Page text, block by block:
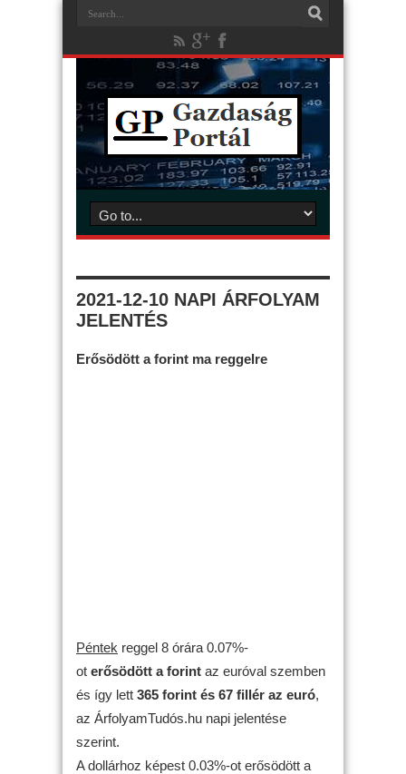
2021-12-10 NAPI ÁRFOLYAM
JELENTÉS
Erősödött a forint ma reggelre
Péntek reggel 8 órára 0.07%-
ot erősödött a forint az euróval szemben
és így lett 365 forint és 67 fillér az euró,
az ÁrfolyamTudós.hu napi jelentése
szerint.
A dollárhoz képest 0.03%-ot erősödött a